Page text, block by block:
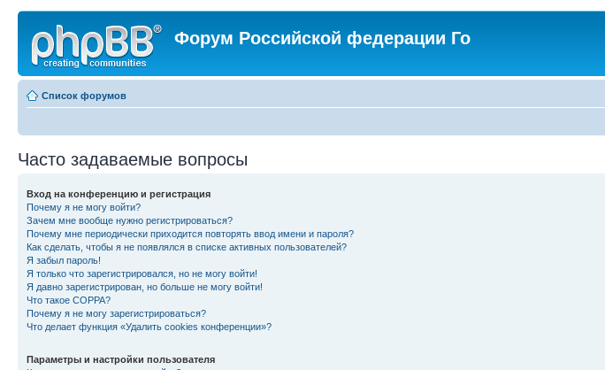
Форум Российской федерации Го
Список форумов
Часто задаваемые вопросы
Вход на конференцию и регистрация
Почему я не могу войти?
Зачем мне вообще нужно регистрироваться?
Почему мне периодически приходится повторять ввод имени и пароля?
Как сделать, чтобы я не появлялся в списке активных пользователей?
Я забыл пароль!
Я только что зарегистрировался, но не могу войти!
Я давно зарегистрирован, но больше не могу войти!
Что такое COPPA?
Почему я не могу зарегистрироваться?
Что делает функция «Удалить cookies конференции»?
Параметры и настройки пользователя